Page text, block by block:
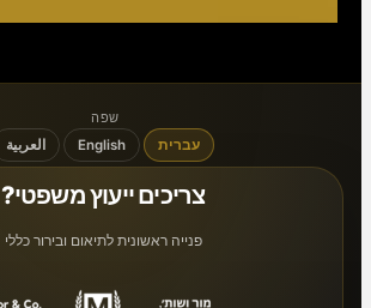
שפה
עברית
English العربية
צריכים ייעוץ משפטי?
פנייה ראשונית לתיאום ובירור כללי